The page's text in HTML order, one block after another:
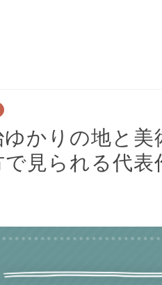
ゆかりの地と
で見られる代表